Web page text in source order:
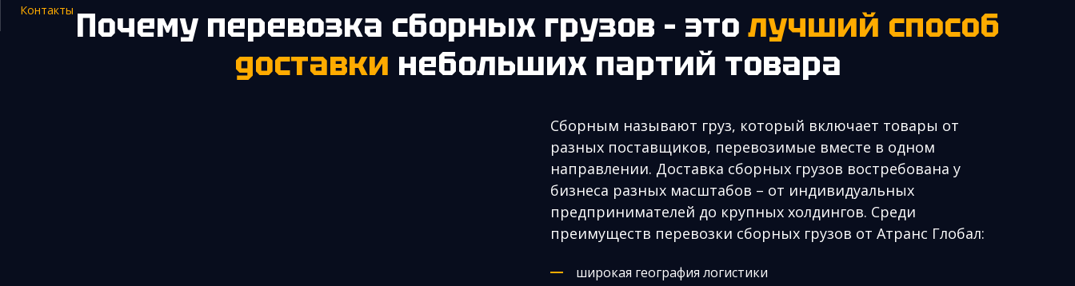
Контакты
Таможенное оформление
Почему перевозка сборных грузов – это лучший способ
доставки небольших партий товара
Сборным называют груз, который включает товары от
разных поставщиков, перевозимые вместе в одном
направлении. Доставка сборных грузов востребована у
бизнеса разных масштабов – от индивидуальных
предпринимателей до крупных холдингов. Среди
преимуществ перевозки сборных грузов от Атранс Глобал:
широкая география логистики